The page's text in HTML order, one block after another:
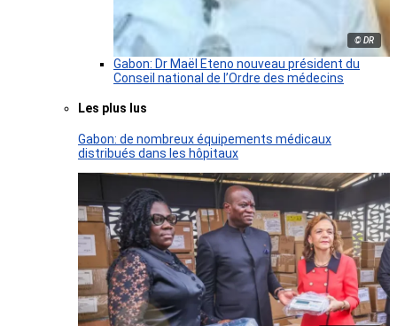
© DR
Gabon: Dr Maël Eteno nouveau président du
Conseil national de l’Ordre des médecins
Les plus lus
Gabon: de nombreux équipements médicaux
distribués dans les hôpitaux